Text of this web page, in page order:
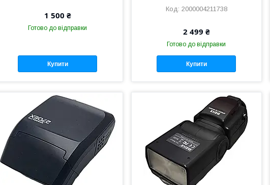
1 500 ₴
Готово до відправки
Купити
2000004211738
2 499 ₴
Готово до відправки
Купити